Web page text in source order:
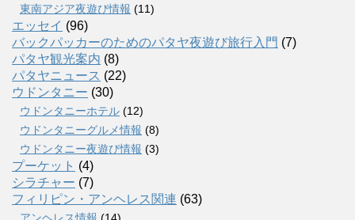
東南アジア夜遊び情報 (11)
エッセイ (96)
バックパッカーのためのパタヤ夜遊び旅行入門 (7)
パタヤ観光案内 (8)
パタヤニュース (22)
ウドンタニー (30)
ウドンタニーホテル (12)
ウドンタニーグルメ情報 (8)
ウドンタニー夜遊び情報 (3)
プーケット (4)
シラチャー (7)
フィリピン・アンヘレス関連 (63)
アンヘレス情報 (14)